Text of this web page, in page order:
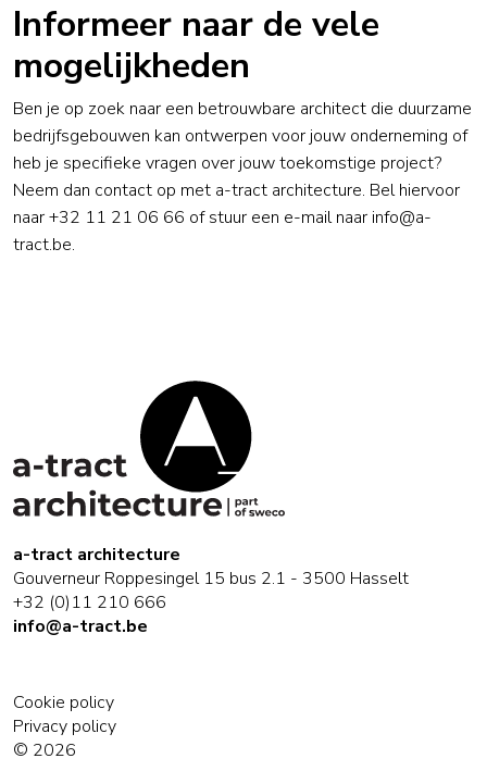
Informeer naar de vele
mogelijkheden
Ben je op zoek naar een betrouwbare architect die duurzame
bedrijfsgebouwen kan ontwerpen voor jouw onderneming of
heb je specifieke vragen over jouw toekomstige project?
Neem dan contact op met a-tract architecture. Bel hiervoor
naar+32 11 21 06 66 of stuur een e-mail naar info@a-
tract.be.
a-tract architecture
Gouverneur Roppesingel 15 bus 2.1 - 3500 Hasselt
+32 (0)11 210 666
info@a-tract.be
Cookie policy
Privacy policy
© 2026